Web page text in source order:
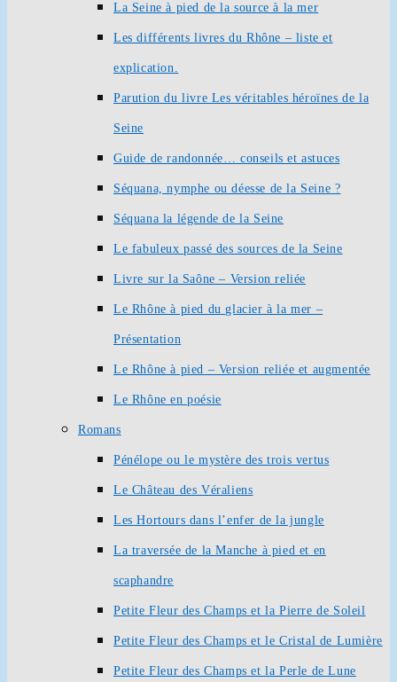
La Seine à pied de la source à la mer
Les différents livres du Rhône – liste et
explication.
Parution du livre Les véritables héroïnes de la
Seine
Guide de randonnée… conseils et astuces
Séquana, nymphe ou déesse de la Seine ?
Séquana la légende de la Seine
Le fabuleux passé des sources de la Seine
Livre sur la Saône – Version reliée
Le Rhône à pied du glacier à la mer –
Présentation
Le Rhône à pied – Version reliée et augmentée
Le Rhône en poésie
Romans
Pénélope ou le mystère des trois vertus
Le Château des Véraliens
Les Hortours dans l’enfer de la jungle
La traversée de la Manche à pied et en
scaphandre
Petite Fleur des Champs et la Pierre de Soleil
Petite Fleur des Champs et le Cristal de Lumière
Petite Fleur des Champs et la Perle de Lune